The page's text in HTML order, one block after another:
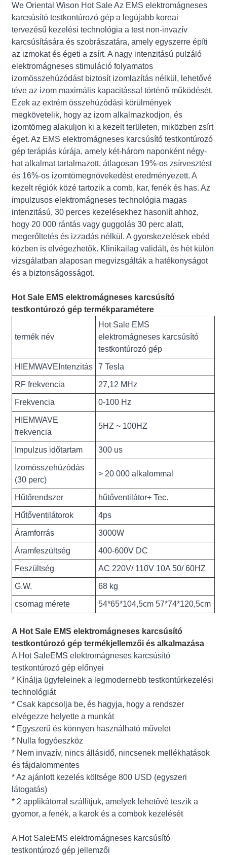
We Oriental Wison Hot Sale Az EMS elektromágneses
karcsúsító testkontúrozó gép a legújabb koreai
tervezésű kezelési technológia a test non-invazív
karcsúsítására és szobrászatára, amely egyszerre építi
az izmokat és égeti a zsírt. A nagy intenzitású pulzáló
elektromágneses stimuláció folyamatos
izomösszehúzódást biztosít izomlazítás nélkül, lehetővé
téve az izom maximális kapacitással történő működését.
Ezek az extrém összehúzódási körülmények
megkövetelik, hogy az izom alkalmazkodjon, és
izomtömeg alakuljon ki a kezelt területen, miközben zsírt
éget. Az EMS elektromágneses karcsúsító testkontúrozó
gép terápiás kúrája, amely két-három naponként négy-
hat alkalmat tartalmazott, átlagosan 19%-os zsírvesztést
és 16%-os izomtömegnövekedést eredményezett. A
kezelt régiók közé tartozik a comb, kar, fenék és has. Az
impulzusos elektromágneses technológia magas
intenzitású, 30 perces kezelésekhez hasonlít ahhoz,
hogy 20 000 rántás vagy guggolás 30 perc alatt,
megerőltetés és izzadás nélkül. A gyorskezelések ebéd
közben is elvégezhetők. Klinikailag validált, és hét külön
vizsgálatban alaposan megvizsgálták a hatékonyságot
és a biztonságosságot.
Hot Sale EMS elektromágneses karcsúsító
testkontúrozó gép termékparamétere
termék név
Hot Sale EMS
elektromágneses karcsúsító
testkontúrozó gép
HIEMWAVEIntenzitás 7 Tesla
RF frekvencia 27,12 MHz
Frekvencia 0-100 Hz
HIEMWAVE
frekvencia
5HZ ~ 100HZ
Impulzus időtartam 300 us
Izomösszehúzódás
(30 perc)
> 20 000 alkalommal
Hűtőrendszer hűtőventilátor+ Tec.
Hűtőventilátorok 4ps
Áramforrás 3000W
Áramfeszültség 400-600V DC
Feszültség AC 220V/ 110V 10A 50/ 60HZ
G.W. 68 kg
csomag mérete 54*65*104,5cm 57*74*120,5cm
A Hot Sale EMS elektromágneses karcsúsító
testkontúrozó gép termékjellemzői és alkalmazása
A Hot SaleEMS elektromágneses karcsúsító
testkontúrozó gép előnyei
* Kínálja ügyfeleinek a legmodernebb testkontúrkezelési
technológiát
* Csak kapcsolja be, és hagyja, hogy a rendszer
elvégezze helyette a munkát
* Egyszerű és könnyen használható művelet
* Nulla fogyóeszköz
* Nem invazív, nincs állásidő, nincsenek mellékhatások
és fájdalommentes
* Az ajánlott kezelés költsége 800 USD (egyszeri
látogatás)
* 2 applikátorral szállítjuk, amelyek lehetővé teszik a
gyomor, a fenék, a karok és a combok kezelését
A Hot SaleEMS elektromágneses karcsúsító
testkontúrozó gép jellemzői